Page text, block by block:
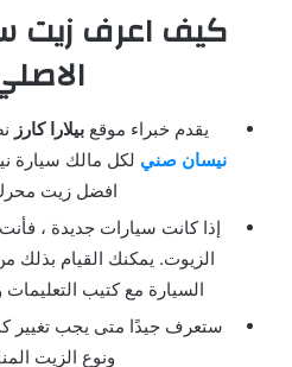
كيف اعرف زيت
يقدم خبراء موقعبيلارا كارز
نيسان صني لكل مالك سيارة
افضل زيت
إذا كانت سيارات جديدة ،
الزيوت. يمكنك القيام بذلك
السيارة مع كتيب
ستعرف جيدًا متى يجب تغيير
ونوع الزيت